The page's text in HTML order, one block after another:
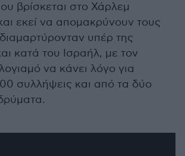
βρίσκεται στο Χάρλεμ
εκεί να απομακρύνουν τους
υπέρ της
κατά του Ισραήλ, με τον
να κάνει λόγο για
συλλήψεις και από τα δύο